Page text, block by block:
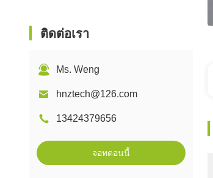
ติดต่อเรา
Ms. Weng
hnztech@126.com
13424379656
จอทตอนนี้